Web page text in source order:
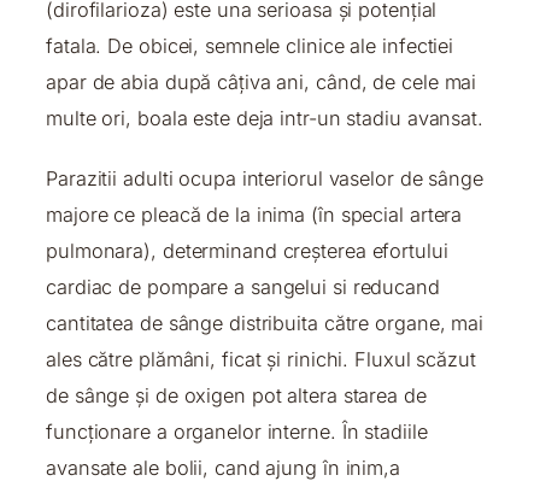
(dirofilarioza) este una serioasa și potențial
fatala. De obicei, semnele clinice ale infectiei
apar de abia după câțiva ani, când, de cele mai
multe ori, boala este deja intr-un stadiu avansat.
Parazitii adulti ocupa interiorul vaselor de sânge
majore ce pleacă de la inima (în special artera
pulmonara), determinand creșterea efortului
cardiac de pompare a sangelui si reducand
cantitatea de sânge distribuita către organe, mai
ales către plămâni, ficat și rinichi. Fluxul scăzut
de sânge și de oxigen pot altera starea de
funcționare a organelor interne. În stadiile
avansate ale bolii, cand ajung în inim,a